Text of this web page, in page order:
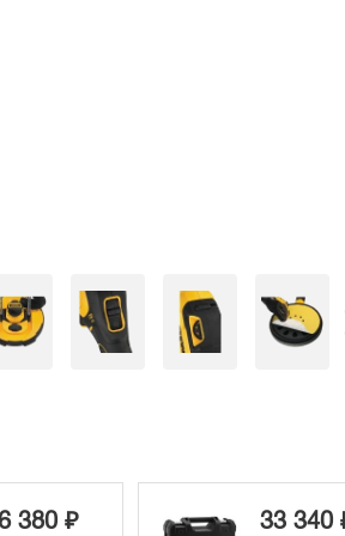
340 ₽ 29 920 ₽